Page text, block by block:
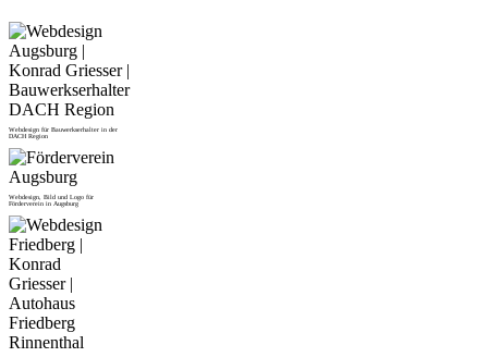
Webdesign für Bauwerkserhalter in der
DACH Region
Webdesign, Bild und Logo für
Förderverein in Augsburg